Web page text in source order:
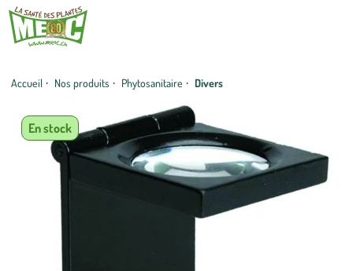
Accueil · Nos produits · Phytosanitaire · Divers
En stock